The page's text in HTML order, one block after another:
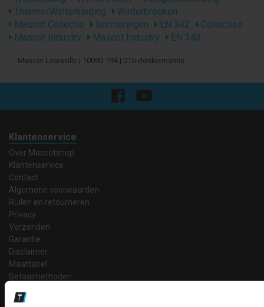
Thermo/Winterkleding
Winterbroeken
Mascot Collectie
Normeringen EN 342
Collecties
Mascot Industry
Mascot Industry EN 343
Mascot Louisville | 10090-194 | 010-donkermarine
Klantenservice
Over Mascotshop
Klantenservice
Contact
Algemene voorwaarden
Ruilen en retourneren
Privacy
Verzenden
Garantie
Disclaimer
Maattabel
Betaalmethoden